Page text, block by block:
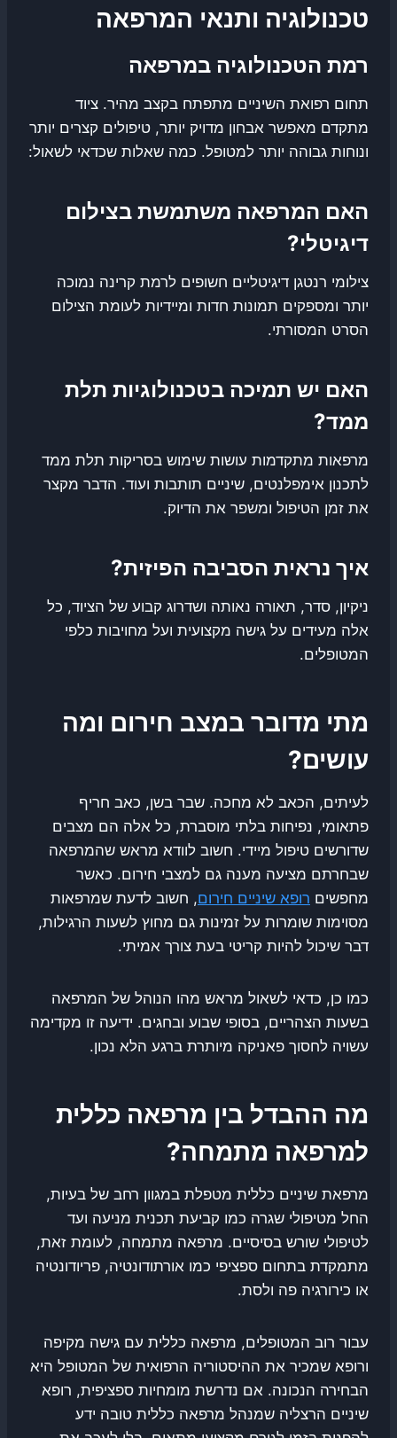
טכנולוגיה ותנאי המרפאה
רמת הטכנולוגיה במרפאה
תחום רפואת השיניים מתפתח בקצב מהיר. ציוד
מתקדם מאפשר אבחון מדויק יותר, טיפולים קצרים יותר
ונוחות גבוהה יותר למטופל. כמה שאלות שכדאי לשאול:
האם המרפאה משתמשת בצילום
דיגיטלי?
צילומי רנטגן דיגיטליים חשופים לרמת קרינה נמוכה
יותר ומספקים תמונות חדות ומיידיות לעומת הצילום
הסרט המסורתי.
האם יש תמיכה בטכנולוגיות תלת
ממד?
מרפאות מתקדמות עושות שימוש בסריקות תלת ממד
לתכנון אימפלנטים, שיניים תותבות ועוד. הדבר מקצר
את זמן הטיפול ומשפר את הדיוק.
איך נראית הסביבה הפיזית?
ניקיון, סדר, תאורה נאותה ושדרוג קבוע של הציוד, כל
אלה מעידים על גישה מקצועית ועל מחויבות כלפי
המטופלים.
מתי מדובר במצב חירום ומה
עושים?
לעיתים, הכאב לא מחכה. שבר בשן, כאב חריף
פתאומי, נפיחות בלתי מוסברת, כל אלה הם מצבים
שדורשים טיפול מיידי. חשוב לוודא מראש שהמרפאה
שבחרתם מציעה מענה גם למצבי חירום. כאשר
מחפשים רופא שיניים חירום, חשוב לדעת שמרפאות
מסוימות שומרות על זמינות גם מחוץ לשעות הרגילות,
דבר שיכול להיות קריטי בעת צורך אמיתי.
כמו כן, כדאי לשאול מראש מהו הנוהל של המרפאה
בשעות הצהריים, בסופי שבוע ובחגים. ידיעה זו מקדימה
עשויה לחסוך פאניקה מיותרת ברגע הלא נכון.
מה ההבדל בין מרפאה כללית
למרפאה מתמחה?
מרפאת שיניים כללית מטפלת במגוון רחב של בעיות,
החל מטיפולי שגרה כמו קביעת תכנית מניעה ועד
לטיפולי שורש בסיסיים. מרפאה מתמחה, לעומת זאת,
מתמקדת בתחום ספציפי כמו אורתודונטיה, פריודונטיה
או כירורגיה פה ולסת.
עבור רוב המטופלים, מרפאה כללית עם גישה מקיפה
ורופא שמכיר את ההיסטוריה הרפואית של המטופל היא
הבחירה הנכונה. אם נדרשת מומחיות ספציפית, רופא
שיניים הרצליה שמנהל מרפאה כללית טובה ידע